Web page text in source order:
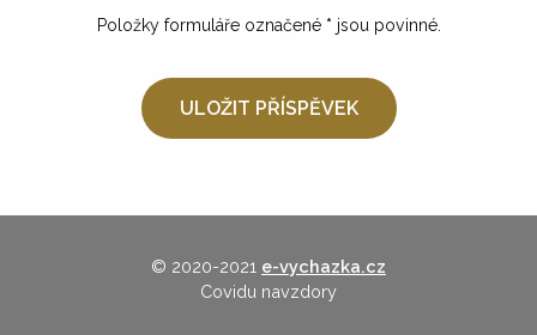
Položky formuláře označené * jsou povinné.
© 2020-2021 e-vychazka.cz
Covidu navzdory